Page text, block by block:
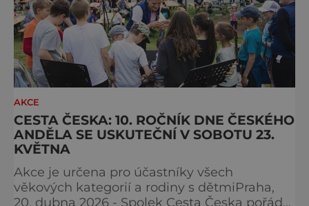
AKCE
CESTA ČESKA: 10. ROČNÍK DNE ČESKÉHO
ANDĚLA SE USKUTEČNÍ V SOBOTU 23.
KVĚTNA
Akce je určena pro účastníky všech
věkových kategorií a rodiny s dětmiPraha,
20. dubna 2026 - Spolek Cesta Česka pořádá